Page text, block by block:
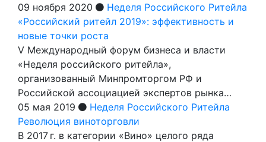
09 ноября 2020
Неделя Российского Ритейла
«Российский ритейл 2019»: эффективность и
новые точки роста
V Международный форум бизнеса и власти
«Неделя российского ритейла»,
организованный Минпромторгом РФ и
Российской ассоциацией экспертов рынка…
05 мая 2019
Неделя Российского Ритейла
Революция виноторговли
В 2017 г. в категории «Вино» целого ряда